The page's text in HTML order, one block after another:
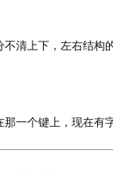
清上下，左右结构
一个键上，现在有